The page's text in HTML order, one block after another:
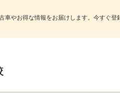
車やお得な情報をお届けします。今すぐ登